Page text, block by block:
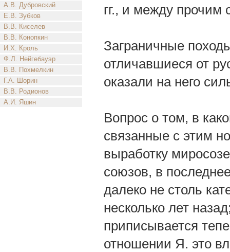
А.В. Дубровский
Е.В. Зубков
В.В. Киселев
В.В. Конопкин
И.Х. Кроль
Ф.Л. Нейгебауэр
В.В. Похмелкин
Г.А. Шорин
В.В. Родионов
А.И. Яшин
гг., и между
Заграничные
отличавшиеся от
оказали на него
Вопрос о том, в
связанные с этим
выработку
союзов, в
далеко не столь
несколько лет
приписывается
отношении Я. это